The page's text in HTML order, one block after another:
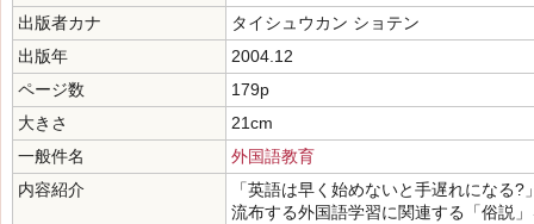
出版者カナ
タイシュウカン ショテン
出版年
2004.12
ページ数
179p
大きさ
21cm
一般件名
外国語教育
内容紹介
「英語は早く始めないと手遅れになる
流布する外国語学習に関連する「俗説